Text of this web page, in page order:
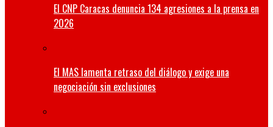
El CNP Caracas denuncia 134 agresiones a la prensa en
2026
El MAS lamenta retraso del diálogo y exige una
negociación sin exclusiones